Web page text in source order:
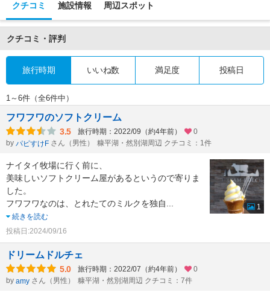
クチコミ 施設情報 周辺スポット
クチコミ・評判
旅行時期 いいね数 満足度 投稿日
1～6件（全6件中）
フワフワのソフトクリーム
3.5 旅行時期：2022/09（約4年前）
0
by パピすけF さん（男性） 糠平湖・然別湖周辺 クチコミ：1件
ナイタイ牧場に行く前に、
美味しいソフトクリーム屋があるというので寄りま
した。
フワフワなのは、とれたてのミルクを独自...
続きを読む
投稿日:2024/09/16
1
ドリームドルチェ
5.0 旅行時期：2022/07（約4年前）
0
by amy さん（男性） 糠平湖・然別湖周辺 クチコミ：7件